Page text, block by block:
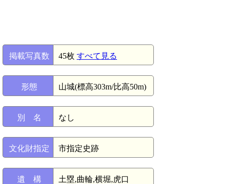
掲載写真数 45枚 すべて見る
形態 山城(標高303m/比高50m)
別 名 なし
文化財指定 市指定史跡
遺 構 土塁,曲輪,横堀,虎口